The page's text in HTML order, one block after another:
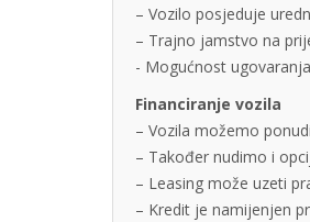
– Vozilo posjeduje
– Trajno jamstvo na
- Mogućnost
Financiranje vozila
– Vozila možemo
– Također nudimo i
– Leasing može uzeti
– Kredit je namijenjen